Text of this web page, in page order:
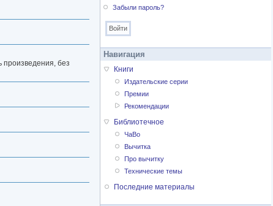
произведения, без
Забыли пароль?
Навигация
Книги
Издательские серии
Премии
Рекомендации
Библиотечное
ЧаВо
Вычитка
Про вычитку
Технические темы
Последние материалы